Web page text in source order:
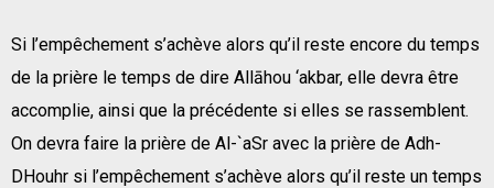
Si l’empêchement s’achève alors qu’il reste encore du temps
de la prière le temps de dire Allāhou ‘akbar, elle devra être
accomplie, ainsi que la précédente si elles se rassemblent.
On devra faire la prière de Al-`aSr avec la prière de Adh-
DHouhr si l’empêchement s’achève alors qu’il reste un temps